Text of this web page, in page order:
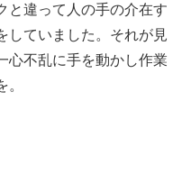
と違って人の手の介在す
していました。それが見
心不乱に手を動かし作業